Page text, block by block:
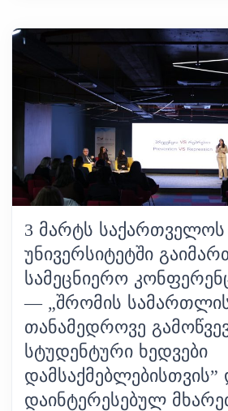
3 ᲛᲐᲠᲢᲡ ᲡᲐᲥᲐᲠᲗᲕᲔᲚᲝᲡ
ᲣᲜᲘᲕᲔᲠᲡᲘᲢᲔᲢᲨᲘ
ᲡᲐᲛᲔᲪᲜᲘᲔᲠᲝ
— „ᲨᲠᲝᲛᲘᲡ
ᲗᲐᲜᲐᲛᲔᲓᲠᲝᲕᲔ
ᲡᲢᲣᲓᲔᲜᲢᲣᲠᲘ ᲮᲔᲓᲕᲔᲑᲘ
ᲓᲐᲛᲡᲐᲥᲛᲔᲑᲚᲔᲑᲘᲡᲗᲕᲘᲡ”
ᲓᲐᲘᲜᲢᲔᲠᲔᲡᲔᲑᲣᲚ